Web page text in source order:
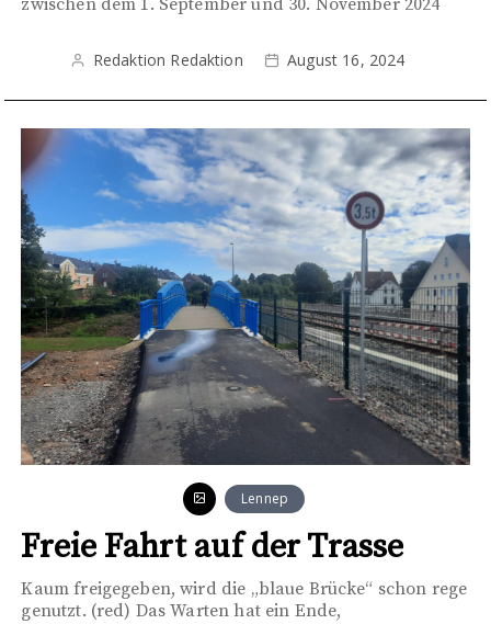
zwischen dem 1. September und 30. November 2024
Redaktion Redaktion August 16, 2024
Lennep
Freie Fahrt auf der Trasse
Kaum freigegeben, wird die „blaue Brücke“ schon rege
genutzt. (red) Das Warten hat ein Ende,